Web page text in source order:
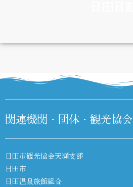
関連機関・団体・観光協会
日田市観光協会天瀬支部
日田市
日田温泉旅館組合